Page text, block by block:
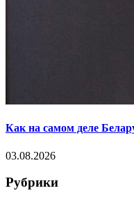
Как на самом деле
03.08.2026
Рубрики